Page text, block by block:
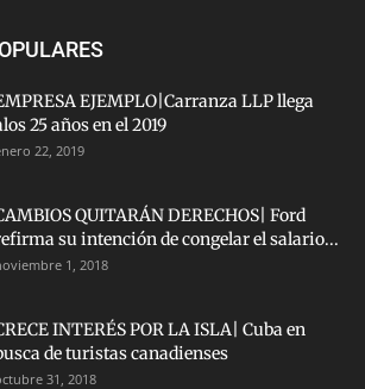
EJEMPLO|Carranza LLP llega
25 años en el 2019
22, 2019
QUITARÁN DERECHOS| Ford
su intención de congelar el salario...
1, 2018
INTERÉS POR LA ISLA| Cuba en
de turistas canadienses
31, 2018